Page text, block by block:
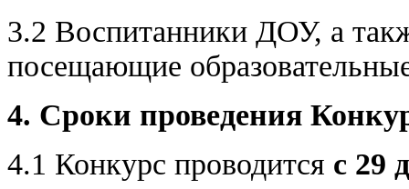
3.2 Воспитанники ДОУ, а
посещающие
4. Сроки проведения
4.1 Конкурс проводится с 29